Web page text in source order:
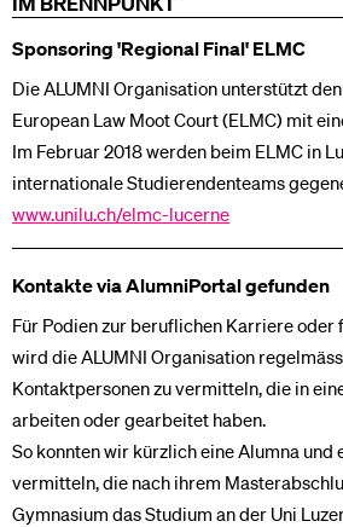
Sponsoring 'Regional Final' ELMC
Die ALUMNI Organisation unterstützt
European Law Moot Court (ELMC) mit
Im Februar 2018 werden beim ELMC in
internationale Studierendenteams
www.unilu.ch/elmc-lucerne
Kontakte via AlumniPortal gefunden
Für Podien zur beruflichen Karriere
wird die ALUMNI Organisation
Kontaktpersonen zu vermitteln, die in
arbeiten oder gearbeitet haben.
So konnten wir kürzlich eine Alumna und
vermitteln, die nach ihrem
Gymnasium das Studium an der Uni